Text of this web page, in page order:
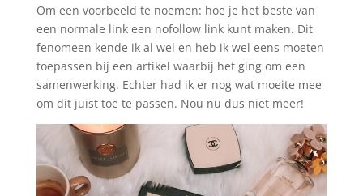
Om een voorbeeld te noemen: hoe je het beste van
een normale link een nofollow link kunt maken. Dit
fenomeen kende ik al wel en heb ik wel eens moeten
toepassen bij een artikel waarbij het ging om een
samenwerking. Echter had ik er nog wat moeite mee
om dit juist toe te passen. Nou nu dus niet meer!